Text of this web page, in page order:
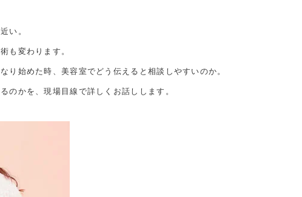
い。
も変わります。
り始めた時、美容室でどう伝えると相談しやすいのか。
のかを、現場目線で詳しくお話しします。